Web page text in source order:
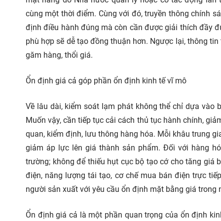
cùng một thời điểm. Cùng với đó, truyền thông chính
định điều hành đúng mà còn cần được giải thích đầy
phù hợp sẽ dễ tạo đồng thuận hơn. Ngược lại, thông
găm hàng, thổi giá.
Ổn định giá cả góp phần ổn định kinh tế vĩ mô
Về lâu dài, kiểm soát lạm phát không thể chỉ dựa vào
Muốn vậy, cần tiếp tục cải cách thủ tục hành chính,
quan, kiểm định, lưu thông hàng hóa. Mỗi khâu trung
giảm áp lực lên giá thành sản phẩm. Đối với hàng
trường; không để thiếu hụt cục bộ tạo cớ cho tăng
điện, năng lượng tái tạo, cơ chế mua bán điện trực
người sản xuất với yêu cầu ổn định mặt bằng giá trong
Ổn định giá cả là một phần quan trọng của ổn định